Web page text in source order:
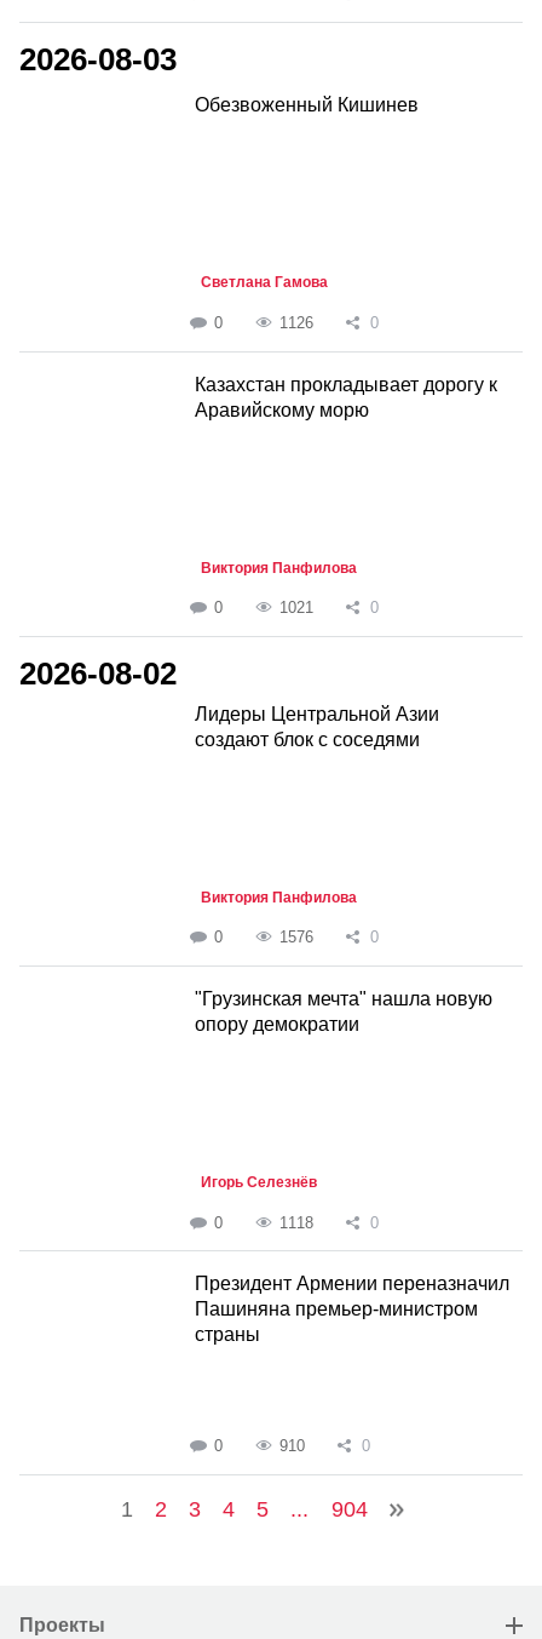
2026-08-03
Обезвоженный Кишинев
Светлана Гамова
0 1126 0
Казахстан прокладывает дорогу к
Аравийскому морю
Виктория Панфилова
0 1021 0
2026-08-02
Лидеры Центральной Азии
создают блок с соседями
Виктория Панфилова
0 1576 0
"Грузинская мечта" нашла новую
опору демократии
Игорь Селезнёв
0 1118 0
Президент Армении переназначил
Пашиняна премьер-министром
страны
0 910 0
1 2 3 4 5 ... 904
Проекты